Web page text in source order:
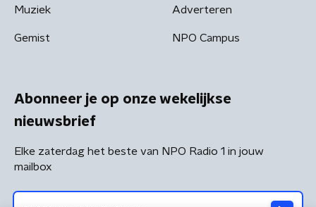
Muziek
Gemist
Adverteren
NPO Campus
Abonneer je op onze wekelijkse
nieuwsbrief
Elke zaterdag het beste van NPO Radio 1 in jouw
mailbox